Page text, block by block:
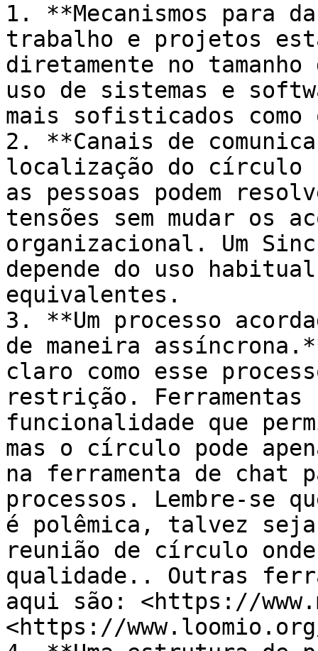
1. **Mecanismos para
trabalho e projetos
diretamente no
uso de sistemas e
mais sofisticados como
2. **Canais de
localização do círculo
as pessoas podem
tensões sem mudar os
organizacional. Um
depende do uso
equivalentes.
3. **Um processo
de maneira
claro como esse
restrição. Ferramentas
funcionalidade que
mas o círculo pode
na ferramenta de chat
processos. Lembre-se
é polêmica, talvez
reunião de círculo
qualidade.. Outras
aqui são: <https://
<https://